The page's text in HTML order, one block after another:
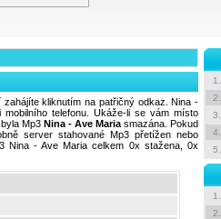
kliknutím na patřičný odkaz. Nina -
telefonu. Ukáže-li se vám místo
Mp3 Nina - Ave Maria smazána. Pokud
server stahované Mp3 přetížen nebo
Nina - Ave Maria celkem 0x stažena, 0x
1.
2.
3.
4.
5.
1.
2.